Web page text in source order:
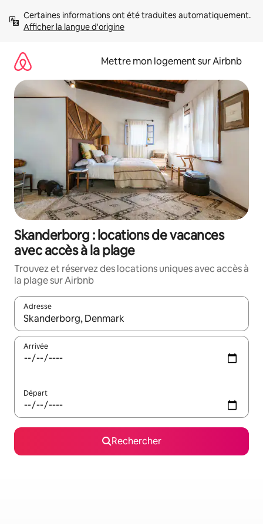
directement
Afficher la langue d'origine
Mettre mon logement sur Airbnb
Skanderborg : locations de vacances
avec accès à la plage
Trouvez et réservez des locations uniques avec accès à
la plage sur Airbnb
Adresse
Lorsque les résultats s'affichent, utilisez les flèches vers le
Arrivée
Départ
Rechercher